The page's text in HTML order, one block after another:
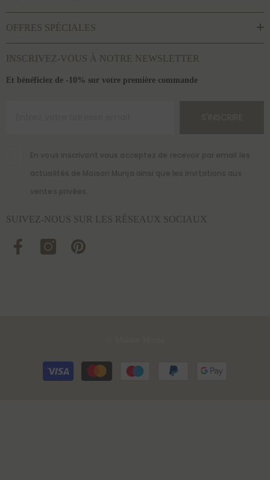
OFFRES SPÉCIALES
INSCRIVEZ-VOUS À NOTRE NEWSLETTER
Et bénéficiez de -10% sur votre première commande
SUIVEZ-NOUS SUR LES RÉSEAUX SOCIAUX
de